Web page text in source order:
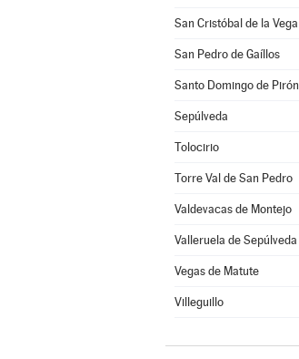
San Cristóbal de la Vega
San Pedro de Gaíllos
Santo Domingo de Pirón
Sepúlveda
Tolocirio
Torre Val de San Pedro
Valdevacas de Montejo
Valleruela de Sepúlveda
Vegas de Matute
Villeguillo